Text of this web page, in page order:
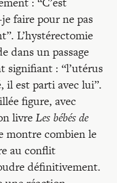
faire pour ne pas
L’hystérectomie
dans un passage
signifiant : “l’utérus
il est parti avec lui”.
figure, avec
livreLes bébés de
montre combien le
au conflit
définitivement.